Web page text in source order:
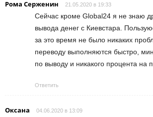
Рома Серженин 21.05.2020 в 19:33
Сейчас кроме Global24 я не знаю
вывода денег с Киевстара.
за это время не было никаких
переводу выполняются быстро,
по выводу и никакого процента на
Ответить
Оксана 04.06.2020 в 13:09